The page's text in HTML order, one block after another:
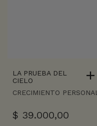
LA PRUEBA DEL
CIELO
CRECIMIENTO PERSONAL
$ 39.000,00